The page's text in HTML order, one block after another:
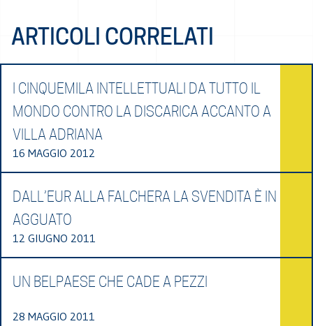
ARTICOLI CORRELATI
I CINQUEMILA INTELLETTUALI DA TUTTO IL
MONDO CONTRO LA DISCARICA ACCANTO A
VILLA ADRIANA
16 MAGGIO 2012
DALL’EUR ALLA FALCHERA LA SVENDITA È IN
AGGUATO
12 GIUGNO 2011
UN BELPAESE CHE CADE A PEZZI
28 MAGGIO 2011